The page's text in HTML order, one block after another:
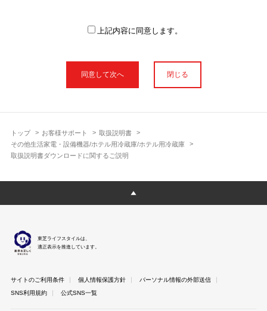
トップ お客様サポート
取扱説明書
その他生活家電・設備機器/ホテル用冷蔵庫/ホテル用冷蔵庫
取扱説明書ダウンロードに関するご説明
使用上のご注意や安全上のご注意、また測定基準や数値等は取扱
説明書が作成された時点での基準に応じた内容となっております
明書以外の印刷物が同梱されている場合がありますが、本サイト
ではそれらを全て公開しておりませんのであらかじめご了承くだ
さい。
ございますのであらかじめご了承ください。
のであらかじめご了承ください。
上記内容に同意します。
閉じる
東芝ライフスタイルは、
適正表示を推進しています。
サイトのご利用条件 個人情報保護方針
パーソナル情報の外部送信
SNS利用規約
公式SNS一覧